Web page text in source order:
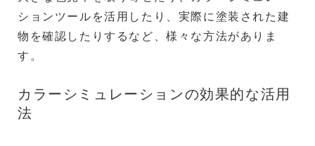
ションツールを活用したり、実際に塗装された建
物を確認したりするなど、様々な方法がありま
す。
カラーシミュレーションの効果的な活用
法